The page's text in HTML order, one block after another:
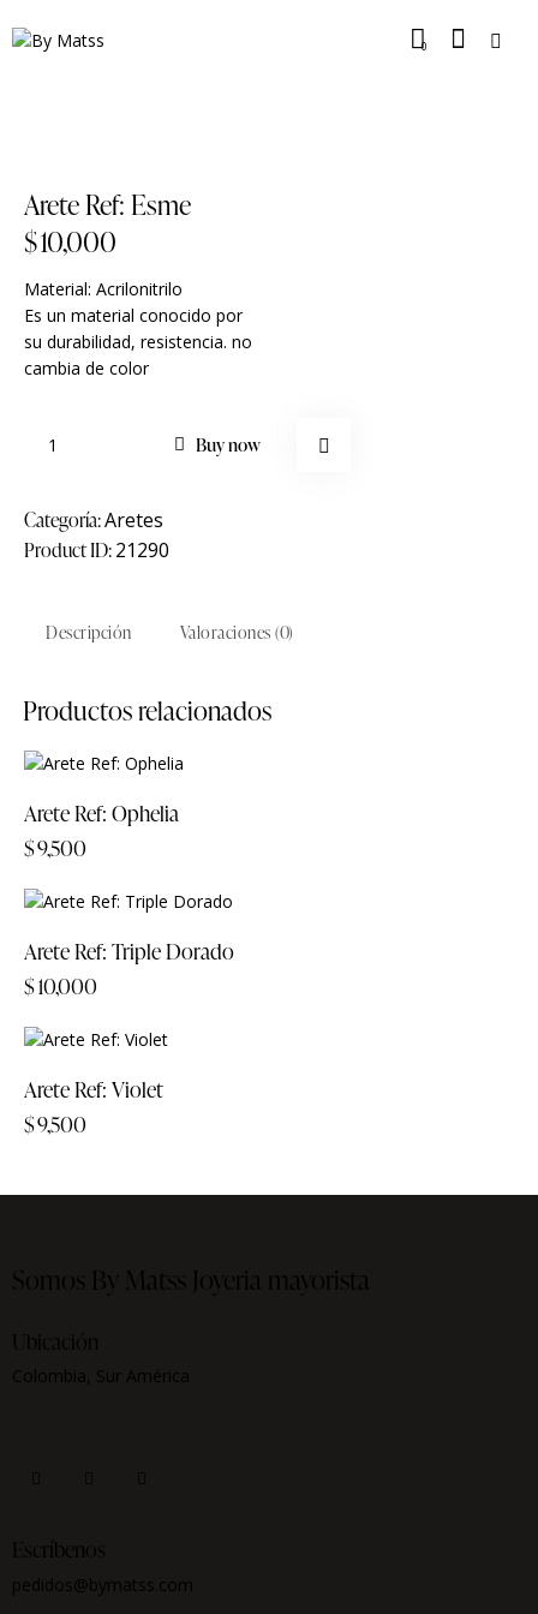
0
Arete Ref: Esme
$10,000
Material: Acrilonitrilo
Es un material conocido por
su durabilidad, resistencia. no
cambia de color
Buy now
Categoría:Aretes
Product ID:21290
Descripción Valoraciones (0)
Productos relacionados
Arete Ref: Ophelia
$9,500
Arete Ref: Triple Dorado
$10,000
Arete Ref: Violet
$9,500
Somos By Matss Joyeria mayorista
Ubicación
Colombia, Sur América
Escríbenos
pedidos@bymatss.com